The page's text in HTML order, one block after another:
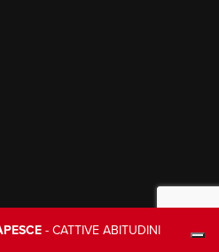
- CATTIVE ABITUDINI